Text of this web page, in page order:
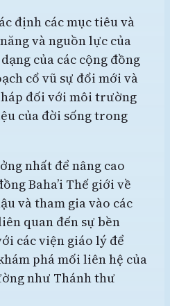
định các mục tiêu và
và nguồn lực của
của các cộng đồng
cổ vũ sự đổi mới và
đối với môi trường
của đời sống trong
nhất để nâng cao
Baha’i Thế giới về
và tham gia vào các
quan đến sự bền
các viện giáo lý để
phá mối liên hệ của
như Thánh thư